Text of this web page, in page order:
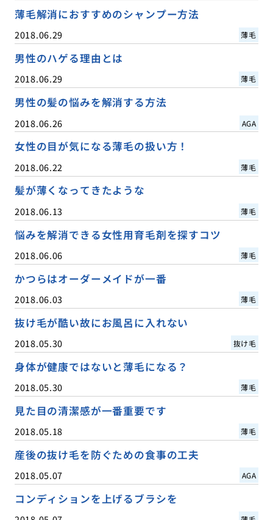
薄毛解消におすすめのシャンプー方法
2018.06.29 薄毛
男性のハゲる理由とは
2018.06.29 薄毛
男性の髪の悩みを解消する方法
2018.06.26 AGA
女性の目が気になる薄毛の扱い方！
2018.06.22 薄毛
髪が薄くなってきたような
2018.06.13 薄毛
悩みを解消できる女性用育毛剤を探すコツ
2018.06.06 薄毛
かつらはオーダーメイドが一番
2018.06.03 薄毛
抜け毛が酷い故にお風呂に入れない
2018.05.30 抜け毛
身体が健康ではないと薄毛になる？
2018.05.30 薄毛
見た目の清潔感が一番重要です
2018.05.18 薄毛
産後の抜け毛を防ぐための食事の工夫
2018.05.07 AGA
コンディションを上げるブラシを